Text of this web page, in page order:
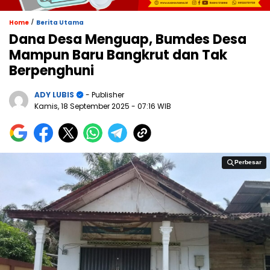
Home / Berita Utama
Dana Desa Menguap, Bumdes Desa
Mampun Baru Bangkrut dan Tak
Berpenghuni
ADY LUBIS
- Publisher
Kamis, 18 September 2025 - 07:16 WIB
Perbesar
Perbesar